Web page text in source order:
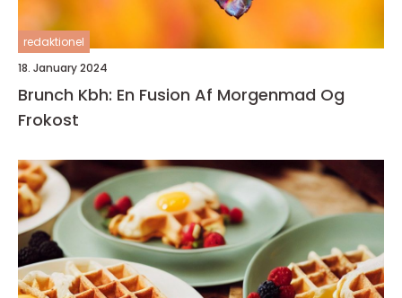
redaktionel
18. January 2024
Brunch Kbh: En Fusion Af Morgenmad Og
Frokost